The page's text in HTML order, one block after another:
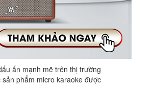
ấn mạnh mẽ trên thị trường
phẩm micro karaoke được